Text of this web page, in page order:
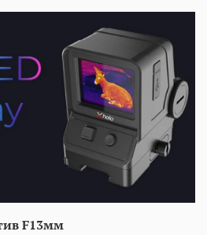
F13мм